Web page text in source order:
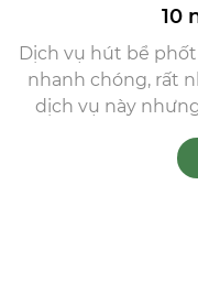
10
Dịch vụ hút bể
nhanh chóng, rất
dịch vụ này